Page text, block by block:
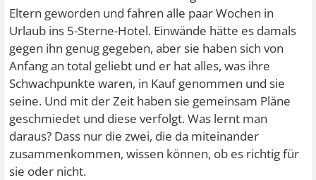
Eltern geworden und fahren alle paar Wochen in
Urlaub ins 5-Sterne-Hotel. Einwände hätte es damals
gegen ihn genug gegeben, aber sie haben sich von
Anfang an total geliebt und er hat alles, was ihre
Schwachpunkte waren, in Kauf genommen und sie
seine. Und mit der Zeit haben sie gemeinsam Pläne
geschmiedet und diese verfolgt. Was lernt man
daraus? Dass nur die zwei, die da miteinander
zusammenkommen, wissen können, ob es richtig für
sie oder nicht.